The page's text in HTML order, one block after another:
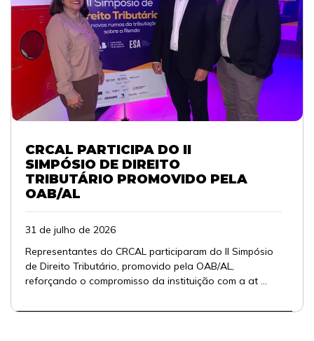
CRCAL PARTICIPA DO II
SIMPÓSIO DE DIREITO
TRIBUTÁRIO PROMOVIDO PELA
OAB/AL
31 de julho de 2026
Representantes do CRCAL participaram do II Simpósio
de Direito Tributário, promovido pela OAB/AL,
reforçando o compromisso da instituição com a at ...